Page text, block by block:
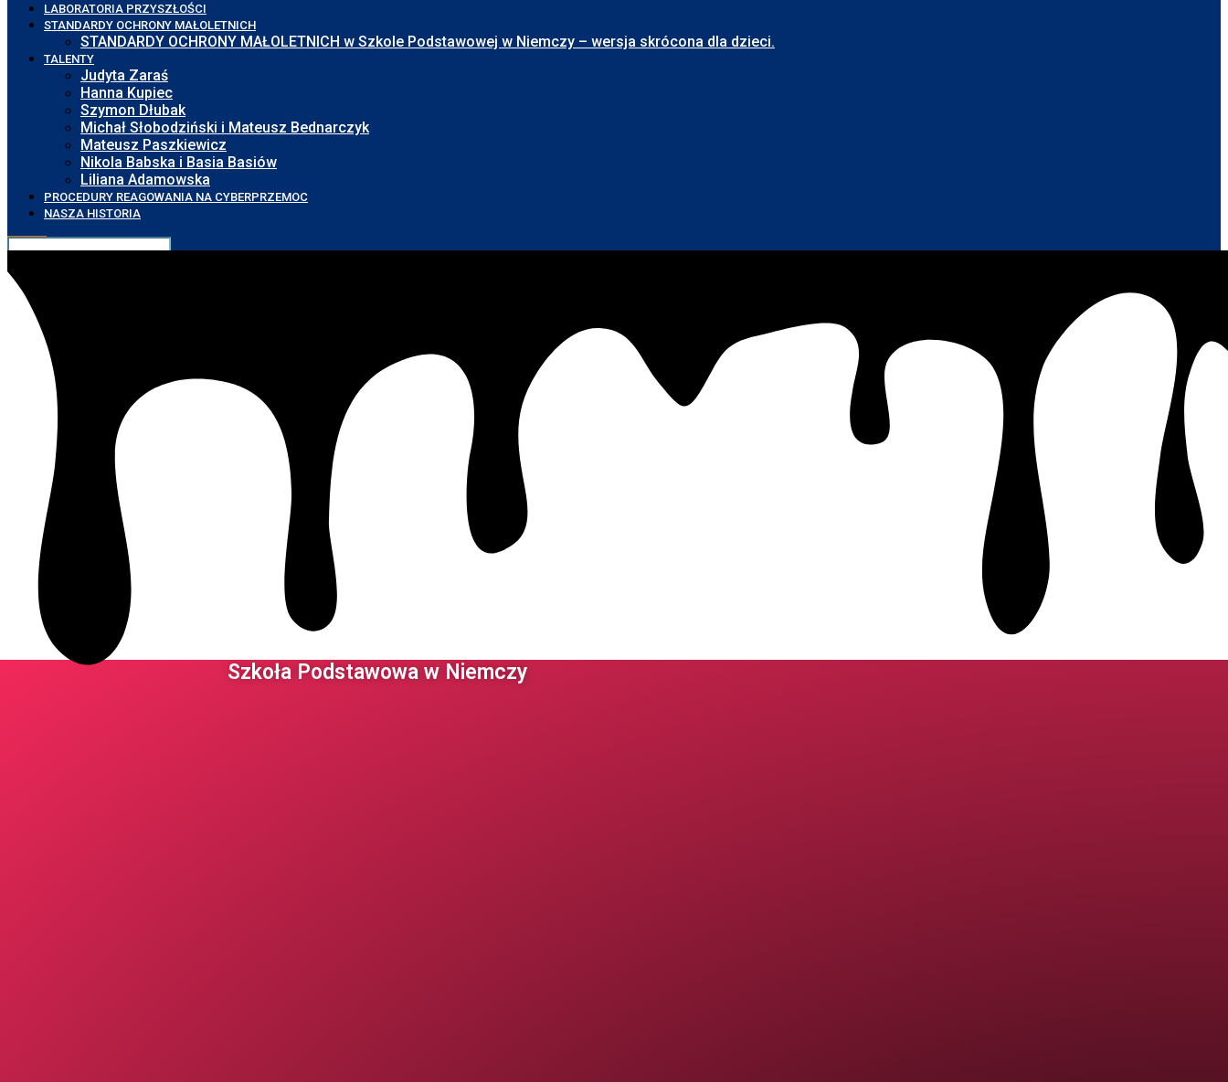
LABORATORIA PRZYSZŁOŚCI
STANDARDY OCHRONY MAŁOLETNICH
STANDARDY OCHRONY MAŁOLETNICH w Szkole Podstawowej w Niemczy – wersja skrócona dla dzieci.
TALENTY
Judyta Zaraś
Hanna Kupiec
Szymon Dłubak
Michał Słobodziński i Mateusz Bednarczyk
Mateusz Paszkiewicz
Nikola Babska i Basia Basiów
Liliana Adamowska
PROCEDURY REAGOWANIA NA CYBERPRZEMOC
NASZA HISTORIA
Szkoła Podstawowa w Niemczy ​